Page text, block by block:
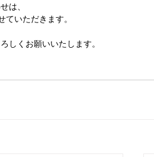
は、
いただきます。
しくお願いいたします。